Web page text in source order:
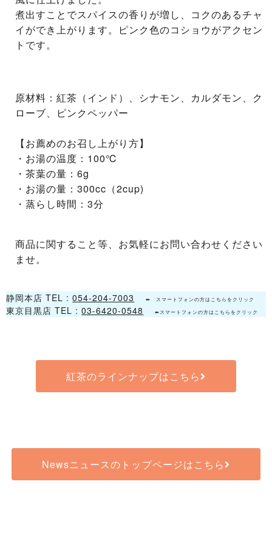
煮出すことでスパイスの香りが増し、コクのあるチャ
イができ上がります。ピンク色のコショウがアクセン
トです。
原材料：紅茶（インド）、シナモン、カルダモン、ク
ローブ、ピンクペッパー
【お薦めのお召し上がり方】
・お湯の温度：100℃
・茶葉の量：6g
・お湯の量：300cc（2cup)
・蒸らし時間：3分
商品に関すること等、お気軽にお問い合わせください
ませ。
静岡本店 TEL :054-204-7003 ⬅ スマートフォンの方はこちらをクリック
東京目黒店 TEL :03-6420-0548 ⬅スマートフォンの方はこちらをクリック
紅茶のラインナップはこちら
Newsニュースのトップページはこちら